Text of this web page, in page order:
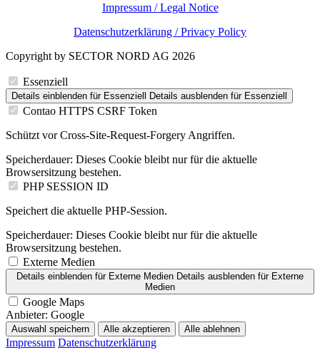
Impressum / Legal Notice
Datenschutzerklärung / Privacy Policy
Copyright by SECTOR NORD AG 2026
Essenziell
Details einblenden für Essenziell Details ausblenden für Essenziell
Contao HTTPS CSRF Token
Schützt vor Cross-Site-Request-Forgery Angriffen.
Speicherdauer: Dieses Cookie bleibt nur für die aktuelle
Browsersitzung bestehen.
PHP SESSION ID
Speichert die aktuelle PHP-Session.
Speicherdauer: Dieses Cookie bleibt nur für die aktuelle
Browsersitzung bestehen.
Externe Medien
Details einblenden für Externe Medien Details ausblenden für Externe
Medien
Google Maps
Anbieter: Google
Auswahl speichern Alle akzeptieren Alle ablehnen
Impressum Datenschutzerklärung